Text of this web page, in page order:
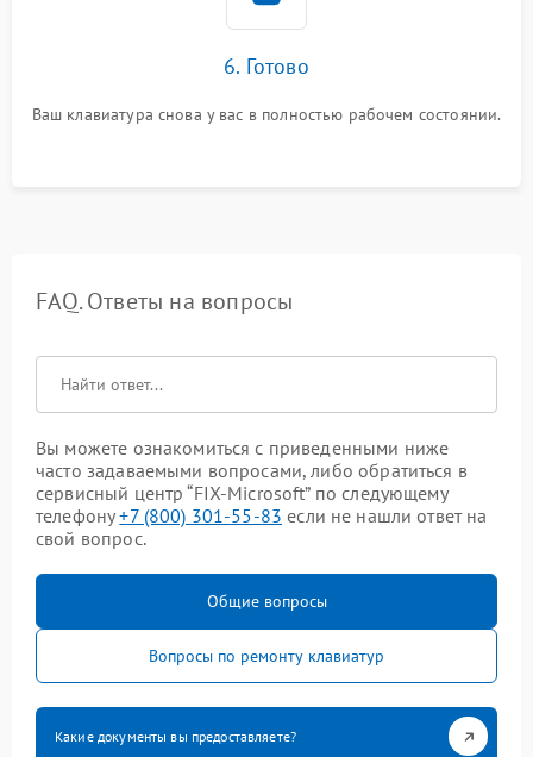
6. Готово
Ваш клавиатура снова у вас в полностью рабочем состоянии.
FAQ. Ответы на вопросы
Вы можете ознакомиться с приведенными ниже
часто задаваемыми вопросами, либо обратиться в
сервисный центр “FIX-Microsoft” по следующему
телефону+7 (800) 301-55-83 если не нашли ответ на
свой вопрос.
Общие вопросы
Вопросы по ремонту клавиатур
Какие документы вы предоставляете?